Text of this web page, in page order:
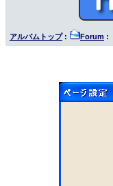
アルバムトップ: Forum :